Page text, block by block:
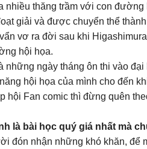
nhiều thăng trầm với con
giải và được chuyển thể
vơ ra đời sau khi
hội họa.
những ngày tháng ôn thi vào
hội họa của mình cho đến
hội Fan comic thì đừng quên
là bài học quý giá nhất mà
đón nhận những khó khăn, để